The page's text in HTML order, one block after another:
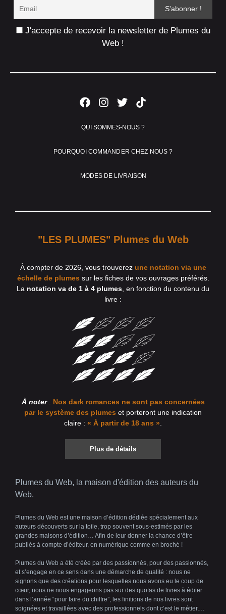
J'accepte de recevoir la newsletter de Plumes du
Web !
QUI SOMMES-NOUS ?
POURQUOI COMMANDER CHEZ NOUS ?
MODES DE LIVRAISON
"LES PLUMES" Plumes du Web
À compter de 2026, vous trouverez une notation via une
échelle de plumes sur les fiches de vos ouvrages préférés.
La notation va de 1 à 4 plumes , en fonction du contenu du
livre :
À noter: Nos dark romances ne sont pas concernées
par le système des plumes et porteront une indication
claire : « À partir de 18 ans »
Plus de détails
Plumes du Web, la maison d'édition des auteurs du
Web.
Plumes du Web est une maison d’édition dédiée spécialement aux
auteurs découverts sur la toile, trop souvent sous-estimés par les
grandes maisons d’édition… Afin de leur donner la chance d’être
publiés à compte d’éditeur, en numérique comme en broché !
Plumes du Web a été créée par des passionnés, pour des passionnés,
et s’engage en ce sens dans une démarche de qualité : nous ne
signons que des créations pour lesquelles nous avons eu le coup de
cœur, nous ne nous engageons pas sur des quotas de livres à éditer
dans l’année “pour faire du chiffre”, les finitions de nos livres sont
soignées et travaillées avec des professionnels dont c’est le métier,…